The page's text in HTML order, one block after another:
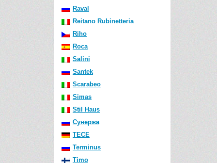
Raval
Reitano Rubinetteria
Riho
Roca
Salini
Santek
Scarabeo
Simas
Stil Haus
Сунержа
TECE
Terminus
Timo